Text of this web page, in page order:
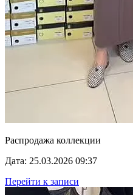
Распродажа коллекции
Дата: 25.03.2026 09:37
Перейти к записи